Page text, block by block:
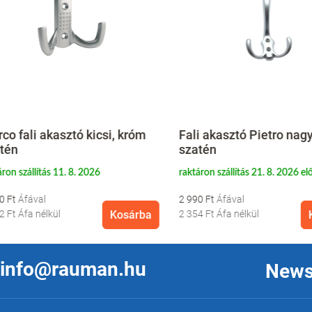
fali akasztó kicsi, króm
szállítás 11. 8. 2026
Áfa nélkül Kosárba
Fali akasztó Pietro nagy,
szatén
raktáron szállítás 21. 8. 2026 előtt
2 990 Ft
2 354 Ft Áfa nélkül
info@rauman.hu